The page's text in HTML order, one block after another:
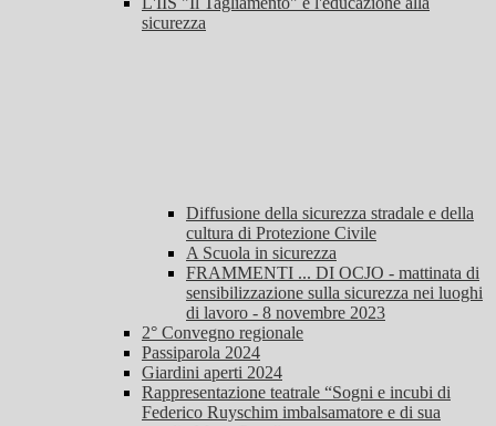
sicurezza
Diffusione della sicurezza stradale e della
cultura di Protezione Civile
A Scuola in sicurezza
FRAMMENTI ... DI OCJO - mattinata di
sensibilizzazione sulla sicurezza nei luoghi
di lavoro - 8 novembre 2023
2° Convegno regionale
Passiparola 2024
Giardini aperti 2024
Rappresentazione teatrale “Sogni e incubi di
Federico Ruyschim imbalsamatore e di sua